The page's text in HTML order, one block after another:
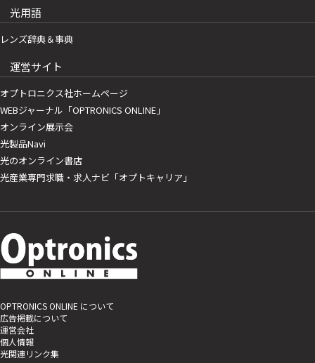
光用語
レンズ辞典＆事典
運営サイト
オプトロニクス社ホームページ
WEBジャーナル「OPTRONICS ONLINE」
オンライン展示会
光製品Navi
光のオンライン書店
光産業専門求職・求人ナビ「オプトキャリア」
OPTRONICS ONLINE について
広告掲載について
運営会社
個人情報
光関連リンク集